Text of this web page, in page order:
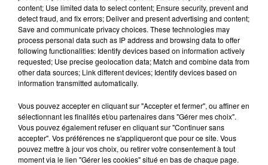
de la gauche. Européen convaincu, il plaidait encore ces
dernières années pour un renforcement du fédéralisme
européen.
7 août 2026
Madonna sort enfin le remix de « Love
Sensation » avec Kylie Minogue
content; Use limited data to select content; Ensure security, prevent and
detect fraud, and fix errors; Deliver and present advertising and content;
Save and communicate privacy choices. These technologies may
process personal data such as IP address and browsing data to offer
following functionalities: Identify devices based on information actively
requested; Use precise geolocation data; Match and combine data from
other data sources; Link different devices; Identify devices based on
information transmitted automatically.
Vous pouvez accepter en cliquant sur "Accepter et fermer", ou affiner en
sélectionnant les finalités et/ou partenaires dans "Gérer mes choix".
Vous pouvez également refuser en cliquant sur "Continuer sans
accepter". Vos préférences ne s'appliqueront que pour ce site. Vous
pouvez mettre à jour vos choix, ou retirer votre consentement à tout
moment via le lien "Gérer les cookies" situé en bas de chaque page.